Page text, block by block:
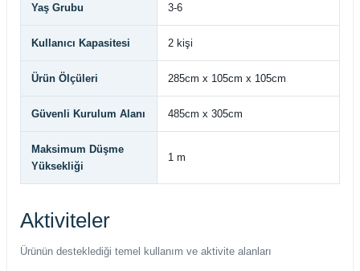
Yaş Grubu 3-6
Kullanıcı Kapasitesi 2 kişi
Ürün Ölçüleri 285cm x 105cm x 105cm
Güvenli Kurulum Alanı 485cm x 305cm
Maksimum Düşme
Yüksekliği
1 m
Aktiviteler
Ürünün desteklediği temel kullanım ve aktivite alanları